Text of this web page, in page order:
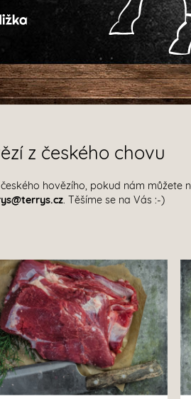
z českého chovu
hovězího, pokud nám
. Těšíme se na Vás :-)